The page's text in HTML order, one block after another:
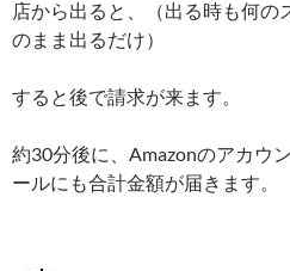
店から出ると、（出る時も何の
のまま出るだけ）
すると後で請求が来ます。
約30分後に、Amazonのアカウ
ールにも合計金額が届きます。